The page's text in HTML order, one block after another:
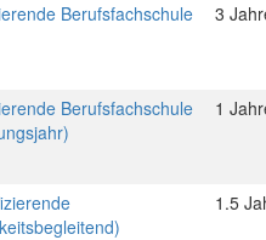
Berufsfachschule 3
Berufsfachschule
1
1.5